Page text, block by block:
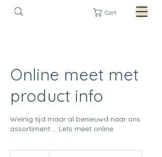
Cart
Online meet met
product info
Weinig tijd maar al benieuwd naar ons
assortiment ... Lets meet online